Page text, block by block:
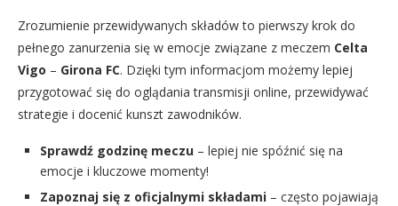
Zrozumienie przewidywanych składów to pierwszy krok do
pełnego zanurzenia się w emocje związane z meczem Celta
Vigo – Girona FC. Dzięki tym informacjom możemy lepiej
przygotować się do oglądania transmisji online, przewidywać
strategie i docenić kunszt zawodników.
Sprawdź godzinę meczu – lepiej nie spóźnić się na
emocje i kluczowe momenty!
Zapoznaj się z oficjalnymi składami – często pojawiają